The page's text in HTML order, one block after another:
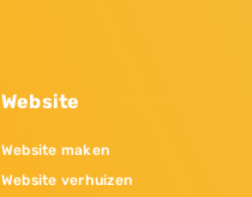
Website
Website maken
Website verhuizen